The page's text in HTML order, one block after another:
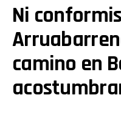
Ni
camino en